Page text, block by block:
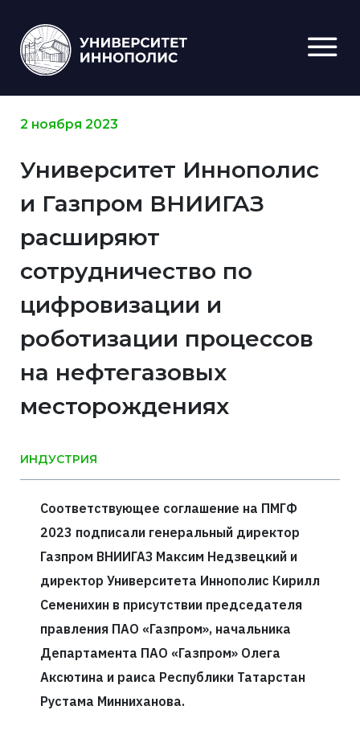
2 ноября 2023
Университет Иннополис
и Газпром ВНИИГАЗ
расширяют
сотрудничество по
цифровизации и
роботизации процессов
на нефтегазовых
месторождениях
ИНДУСТРИЯ
Соответствующее соглашение на ПМГФ
2023 подписали генеральный директор
Газпром ВНИИГАЗ Максим Недзвецкий и
директор Университета Иннополис Кирилл
Семенихин в присутствии председателя
правления ПАО «Газпром», начальника
Департамента ПАО «Газпром» Олега
Аксютина и раиса Республики Татарстан
Рустама Минниханова.